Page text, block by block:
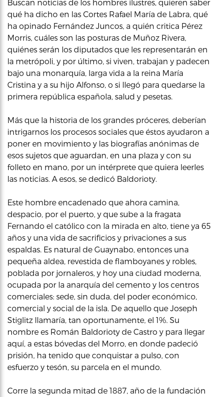
Buscan noticias de los hombres ilustres, quieren saber
qué ha dicho en las Cortes Rafael María de Labra, qué
ha opinado Fernández Juncos, a quién critica Pérez
Morris, cuáles son las posturas de Muñoz Rivera,
quiénes serán los diputados que les representarán en
la metrópoli, y por último, si viven, trabajan y padecen
bajo una monarquía, larga vida a la reina María
Cristina y a su hijo Alfonso, o si llegó para quedarse la
primera república española, salud y pesetas.
Más que la historia de los grandes próceres, deberían
intrigarnos los procesos sociales que éstos ayudaron a
poner en movimiento y las biografías anónimas de
esos sujetos que aguardan, en una plaza y con su
folleto en mano, por un intérprete que quiera leerles
las noticias. A esos, se dedicó Baldorioty.
Este hombre encadenado que ahora camina,
despacio, por el puerto, y que sube a la fragata
Fernando el católico con la mirada en alto, tiene ya 65
años y una vida de sacrificios y privaciones a sus
espaldas. Es natural de Guaynabo, entonces una
pequeña aldea, revestida de flamboyanes y robles,
poblada por jornaleros, y hoy una ciudad moderna,
ocupada por la anarquía del cemento y los centros
comerciales: sede, sin duda, del poder económico,
comercial y social de la isla. De aquello que Joseph
Stiglitz llamaría, tan oportunamente, el 1%. Su
nombre es Román Baldorioty de Castro y para llegar
aquí, a estas bóvedas del Morro, en donde padeció
prisión, ha tenido que conquistar a pulso, con
esfuerzo y tesón, su parcela en el mundo.
Corre la segunda mitad de 1887, año de la fundación